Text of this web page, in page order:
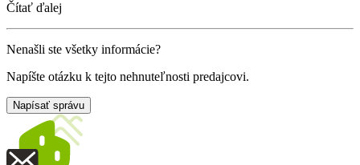
Čítať ďalej
Nenašli ste všetky informácie?
Napíšte otázku k tejto nehnuteľnosti predajcovi.
Napísať správu